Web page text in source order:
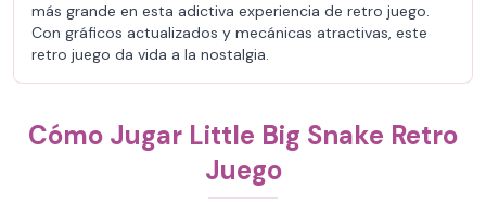
más grande en esta adictiva experiencia de retro juego.
Con gráficos actualizados y mecánicas atractivas, este
retro juego da vida a la nostalgia.
Cómo Jugar Little Big Snake Retro
Juego